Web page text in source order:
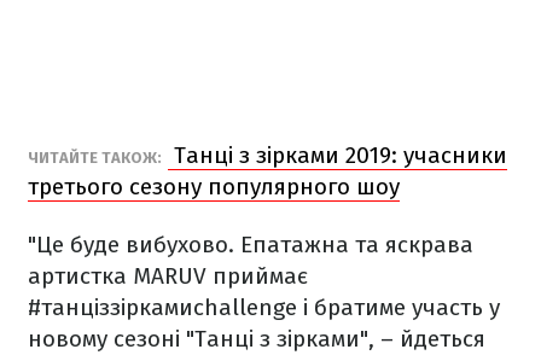
ЧИТАЙТЕ ТАКОЖ:
Танці з зірками 2019: учасники
третього сезону популярного шоу
"Це буде вибухово. Епатажна та яскрава
артистка MARUV приймає
#танціззіркамиchallenge і братиме участь у
новому сезоні "Танці з зірками", – йдеться